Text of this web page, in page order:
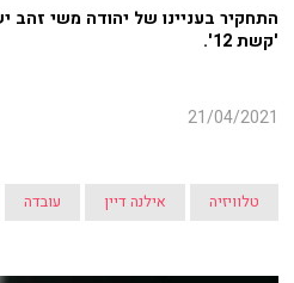
התחקיר בעניינו של יהודה משי זהב
'קשת 12'.
21/04/2021
טלוויזיה אילנה דיין עובדה